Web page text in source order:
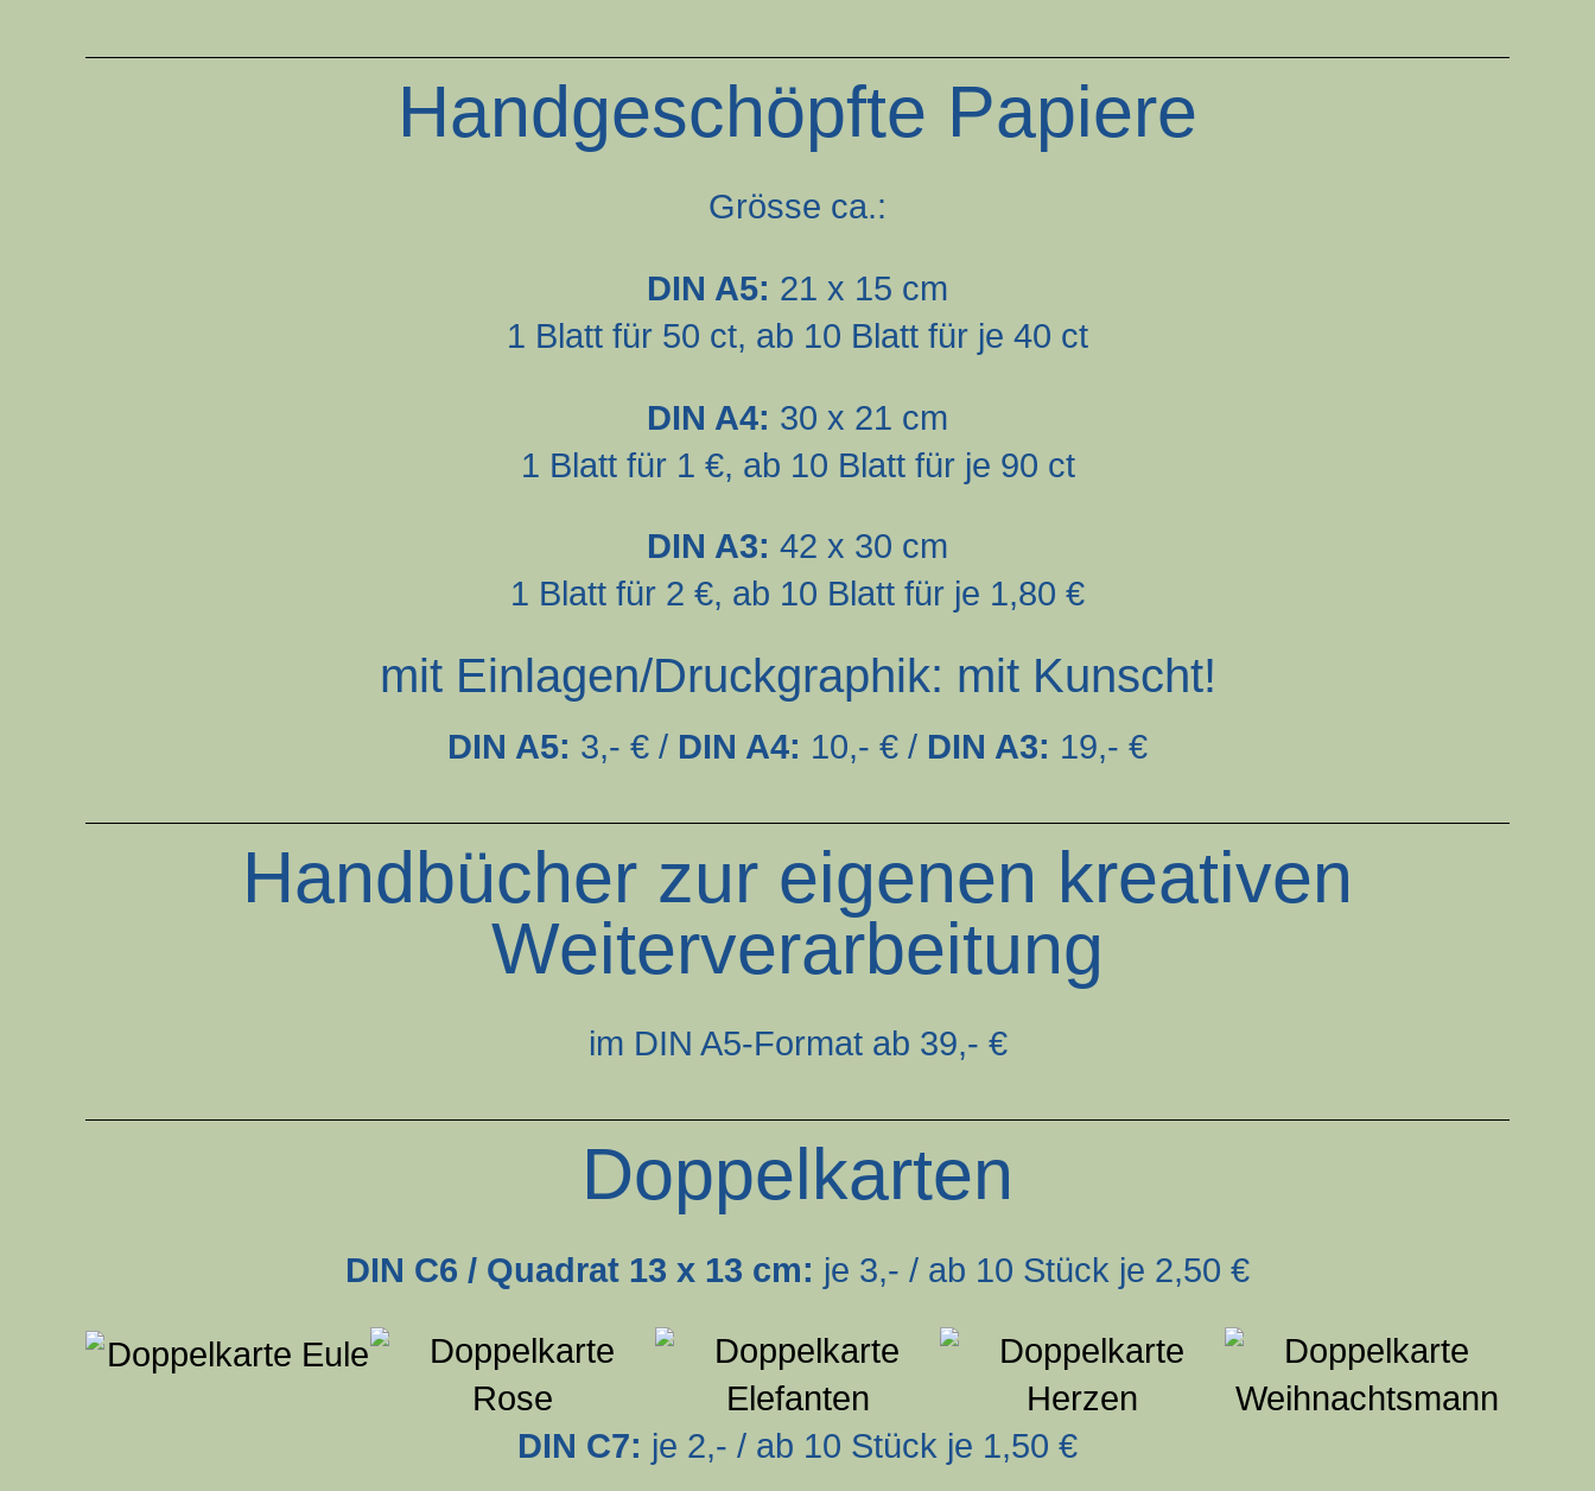
Handgeschöpfte Papiere
Grösse ca.:
DIN A5: 21 x 15 cm
1 Blatt für 50 ct, ab 10 Blatt für je 40 ct
DIN A4: 30 x 21 cm
1 Blatt für 1 €, ab 10 Blatt für je 90 ct
DIN A3: 42 x 30 cm
1 Blatt für 2 €, ab 10 Blatt für je 1,80 €
mit Einlagen/Druckgraphik: mit Kunscht!
DIN A5: 3,- € / DIN A4: 10,- € / DIN A3: 19,- €
Handbücher zur eigenen kreativen
Weiterverarbeitung
im DIN A5-Format ab 39,- €
Doppelkarten
DIN C6 / Quadrat 13 x 13 cm: je 3,- / ab 10 Stück je 2,50 €
DIN C7: je 2,- / ab 10 Stück je 1,50 €